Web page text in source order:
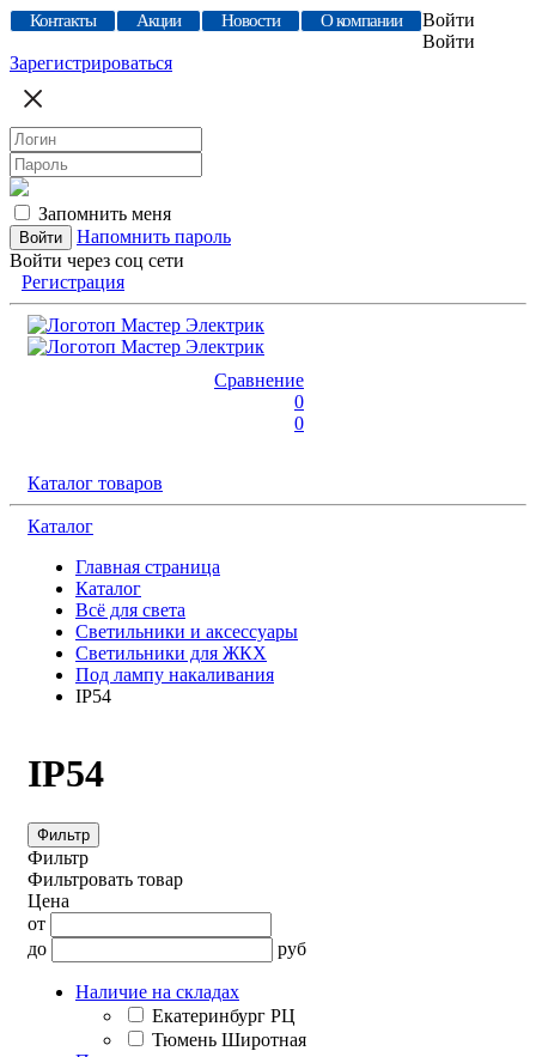
Контакты Акции Новости О компании
Войти
Войти
Зарегистрироваться
Запомнить меня
Напомнить пароль
Войти через соц сети
Регистрация
Сравнение
0
0
Каталог товаров
Каталог
Главная страница
Каталог
Всё для света
Светильники и аксессуары
Светильники для ЖКХ
Под лампу накаливания
IP54
IP54
Фильтр
Фильтр
Фильтровать товар
Цена
от
до
руб
Наличие на складах
Екатеринбург РЦ
Тюмень Широтная